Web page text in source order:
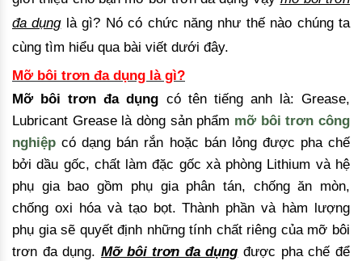
đa dụnglà gì? Nó có chức năng như thế nào chúng ta
cùng tìm hiểu qua bài viết dưới đây.
Mỡ bôi trơn đa dụng là gì?
Mỡ bôi trơn đa dụng có tên tiếng anh là: Grease,
Lubricant Grease là dòng sản phẩm mỡ bôi trơn công
nghiệp có dạng bán rắn hoặc bán lỏng được pha chế
bởi dầu gốc, chất làm đặc gốc xà phòng Lithium và hệ
phụ gia bao gồm phụ gia phân tán, chống ăn mòn,
chống oxi hóa và tạo bọt. Thành phần và hàm lượng
phụ gia sẽ quyết định những tính chất riêng của mỡ bôi
trơn đa dụng. Mỡ bôi trơn đa dụng được pha chế để